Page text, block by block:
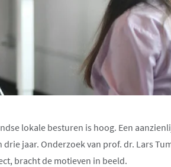
lokale besturen is hoog. Een
jaar. Onderzoek van prof. dr. Lars
bracht de motieven in beeld.